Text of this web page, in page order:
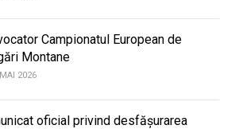
Campionatul European de
Montane
2026
oficial privind desfășurarea